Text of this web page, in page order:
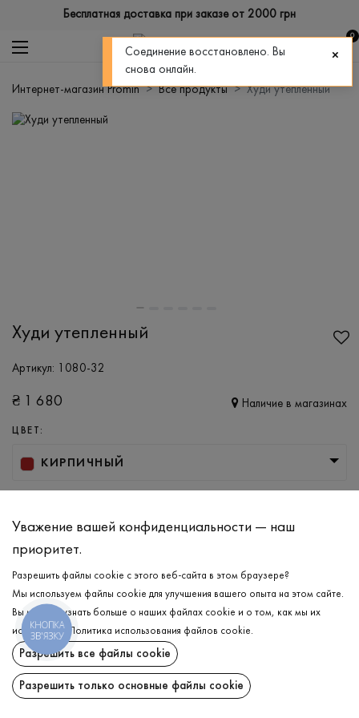
Бесплатная доставка при заказе от 2000 грн
0
Интернет-магазин Promin Все продукты Худи утепленный
Худи утепленный
Артикул: 1080-32
₴ 1 680 Наличие в магазинах
ЦВЕТ:
КИРПИЧНЫЙ
M L XL XXL
ВЫБЕРИТЕ РАЗМЕР
Худи утепленный
ДОБАВИТЬ В КОРЗИНУ
ОПИСАНИЕ
Уважение вашей конфиденциальности — наш
приоритет.
Разрешить файлы cookie с этого веб-сайта в этом браузере?
Мы используем файлы cookie для улучшения вашего опыта на этом сайте.
Вы можете узнать больше о наших файлах cookie и о том, как мы их
используем.
Политика использования файлов cookie.
Разрешить все файлы cookie
Разрешить только основные файлы cookie
КНОПКА
ЗВ'ЯЗКУ
Соединение восстановлено. Вы
снова онлайн.